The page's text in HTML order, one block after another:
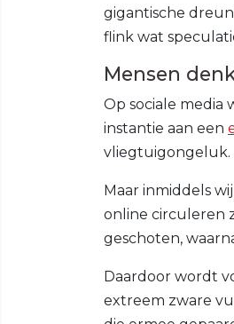
gigantische
flink wat
Mensen
Op sociale media
instantie aan een
vliegtuigongeluk.
Maar inmiddels
online circuleren
geschoten,
Daardoor wordt
extreem zware